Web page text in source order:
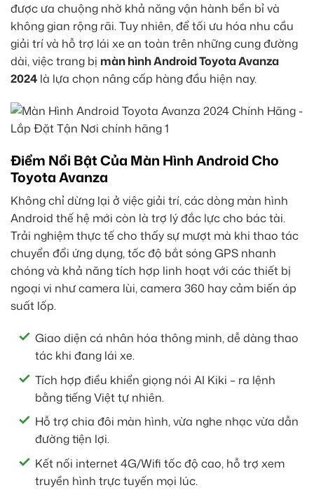
được ưa chuộng nhờ khả năng vận hành bền bỉ và
không gian rộng rãi. Tuy nhiên, để tối ưu hóa nhu cầu
giải trí và hỗ trợ lái xe an toàn trên những cung đường
dài, việc trang bị màn hình Android Toyota Avanza
2024 là lựa chọn nâng cấp hàng đầu hiện nay.
Điểm Nổi Bật Của Màn Hình Android Cho
Toyota Avanza
Không chỉ dừng lại ở việc giải trí, các dòng màn hình
Android thế hệ mới còn là trợ lý đắc lực cho bác tài.
Trải nghiệm thực tế cho thấy sự mượt mà khi thao tác
chuyển đổi ứng dụng, tốc độ bắt sóng GPS nhanh
chóng và khả năng tích hợp linh hoạt với các thiết bị
ngoại vi như camera lùi, camera 360 hay cảm biến áp
suất lốp.
Giao diện cá nhân hóa thông minh, dễ dàng thao
tác khi đang lái xe.
Tích hợp điều khiển giọng nói AI Kiki – ra lệnh
bằng tiếng Việt tự nhiên.
Hỗ trợ chia đôi màn hình, vừa nghe nhạc vừa dẫn
đường tiện lợi.
Kết nối internet 4G/Wifi tốc độ cao, hỗ trợ xem
truyền hình trực tuyến mọi lúc.